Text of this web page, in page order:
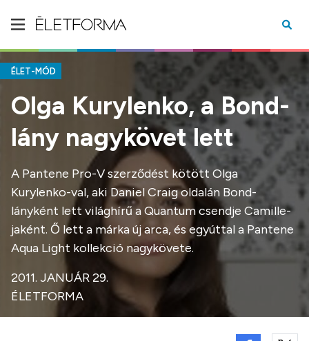
ÉLET-MÓD
Olga Kurylenko, a Bond-
lány nagykövet lett
A Pantene Pro-V szerződést kötött Olga
Kurylenko-val, aki Daniel Craig oldalán Bond-
lányként lett világhírű a Quantum csendje Camille-
jaként. Ő lett a márka új arca, és egyúttal a Pantene
Aqua Light kollekció nagykövete.
2011. JANUÁR 29.
ÉLETFORMA